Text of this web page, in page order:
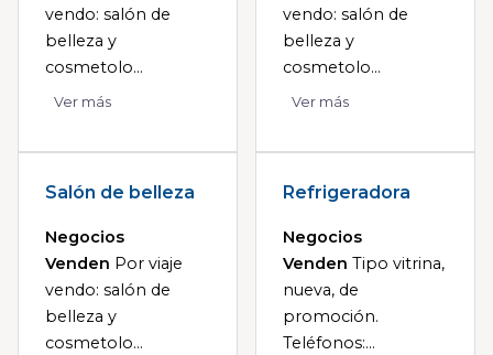
vendo: salón de
belleza y
cosmetolo...
Ver más
vendo: salón de
belleza y
cosmetolo...
Ver más
Salón de belleza
Negocios
Venden Por viaje
vendo: salón de
belleza y
cosmetolo...
Refrigeradora
Negocios
Venden Tipo vitrina,
nueva, de
promoción.
Teléfonos:...